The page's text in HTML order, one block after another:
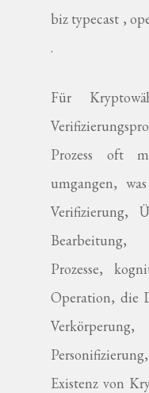
biz typecast ,
.
Für
Prozess oft
umgangen,
Verifizierung,
Prozesse,
Operation, die
Existenz von